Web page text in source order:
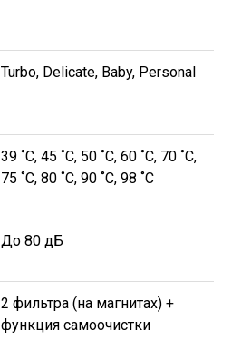
Turbo, Delicate, Baby, Personal
39 ˚С, 45 ˚C, 50 ˚C, 60 ˚C, 70 ˚C,
75 ˚C, 80 ˚C, 90 ˚C, 98 ˚C
До 80 дБ
2 фильтра (на магнитах) +
функция самоочистки